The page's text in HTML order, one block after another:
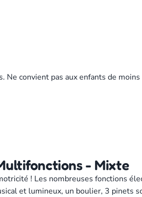
convient pas aux enfants de moins
- Mixte
! Les nombreuses fonctions
et lumineux, un boulier, 3 pinets